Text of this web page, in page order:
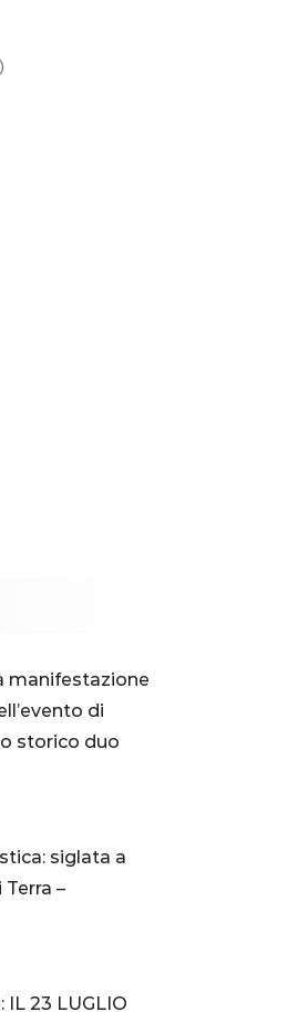
manifestazione
di
storico duo
siglata a
Terra –
IL 23 LUGLIO